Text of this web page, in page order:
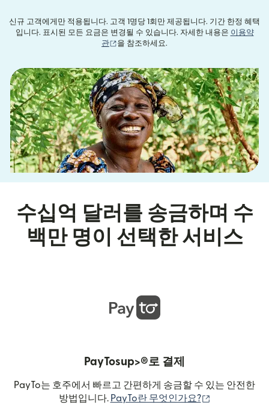
신규 고객에게만 적용됩니다. 고객 1명당 1회만 제공됩니다. 기간 한정 혜택
입니다. 표시된 모든 요금은 변경될 수 있습니다. 자세한 내용은 이용약
관
(새 창에서 열림)
을 참조하세요.
수십억 달러를 송금하며 수
백만 명이 선택한 서비스
PayTosup>®로 결제
PayTo는 호주에서 빠르고 간편하게 송금할 수 있는 안전한
방법입니다. PayTo란 무엇인가요?